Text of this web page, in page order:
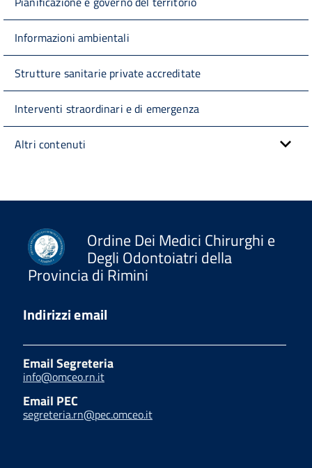
Informazioni ambientali
Strutture sanitarie private accreditate
Interventi straordinari e di emergenza
Altri contenuti
Ordine Dei Medici Chirurghi e
Degli Odontoiatri della
Provincia di Rimini
Indirizzi email
Email Segreteria
info@omceo.rn.it
Email PEC
segreteria.rn@pec.omceo.it